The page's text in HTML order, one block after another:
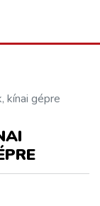
kínai gépre